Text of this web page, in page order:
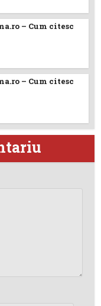
– Cum citesc
– Cum citesc